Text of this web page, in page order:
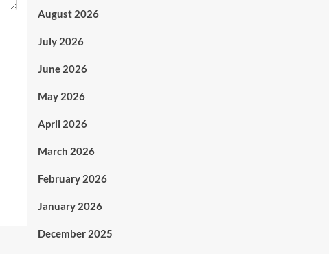
August 2026
July 2026
June 2026
May 2026
April 2026
March 2026
February 2026
January 2026
December 2025